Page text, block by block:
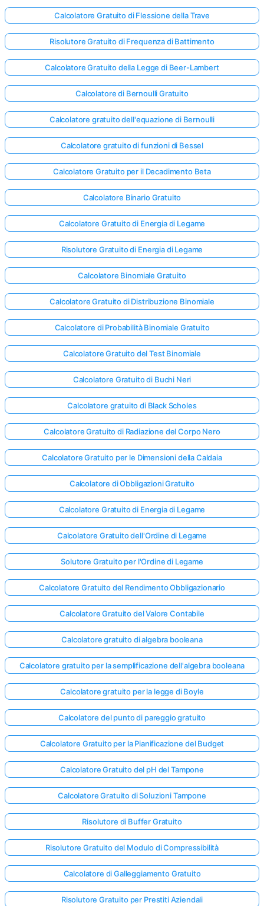
la Tua
Prima
Calcolatore Gratuito di Flessione della Trave
Risolutore Gratuito di Frequenza di Battimento
Calcolatore Gratuito della Legge di Beer-Lambert
Calcolatore di Bernoulli Gratuito
Calcolatore gratuito dell'equazione di Bernoulli
Calcolatore gratuito di funzioni di Bessel
Calcolatore Gratuito per il Decadimento Beta
Calcolatore Binario Gratuito
Calcolatore Gratuito di Energia di Legame
Risolutore Gratuito di Energia di Legame
Calcolatore Binomiale Gratuito
Calcolatore Gratuito di Distribuzione Binomiale
Calcolatore di Probabilità Binomiale Gratuito
Calcolatore Gratuito del Test Binomiale
Calcolatore Gratuito di Buchi Neri
Calcolatore gratuito di Black Scholes
Calcolatore Gratuito di Radiazione del Corpo Nero
Calcolatore Gratuito per le Dimensioni della Caldaia
Calcolatore di Obbligazioni Gratuito
Calcolatore Gratuito di Energia di Legame
Calcolatore Gratuito dell'Ordine di Legame
Solutore Gratuito per l'Ordine di Legame
Calcolatore Gratuito del Rendimento Obbligazionario
Calcolatore Gratuito del Valore Contabile
Calcolatore gratuito di algebra booleana
Calcolatore gratuito per la semplificazione dell'algebra booleana
Calcolatore gratuito per la legge di Boyle
Calcolatore del punto di pareggio gratuito
Calcolatore Gratuito per la Pianificazione del Budget
Calcolatore Gratuito del pH del Tampone
Calcolatore Gratuito di Soluzioni Tampone
Risolutore di Buffer Gratuito
Risolutore Gratuito del Modulo di Compressibilità
Calcolatore di Galleggiamento Gratuito
Risolutore Gratuito per Prestiti Aziendali